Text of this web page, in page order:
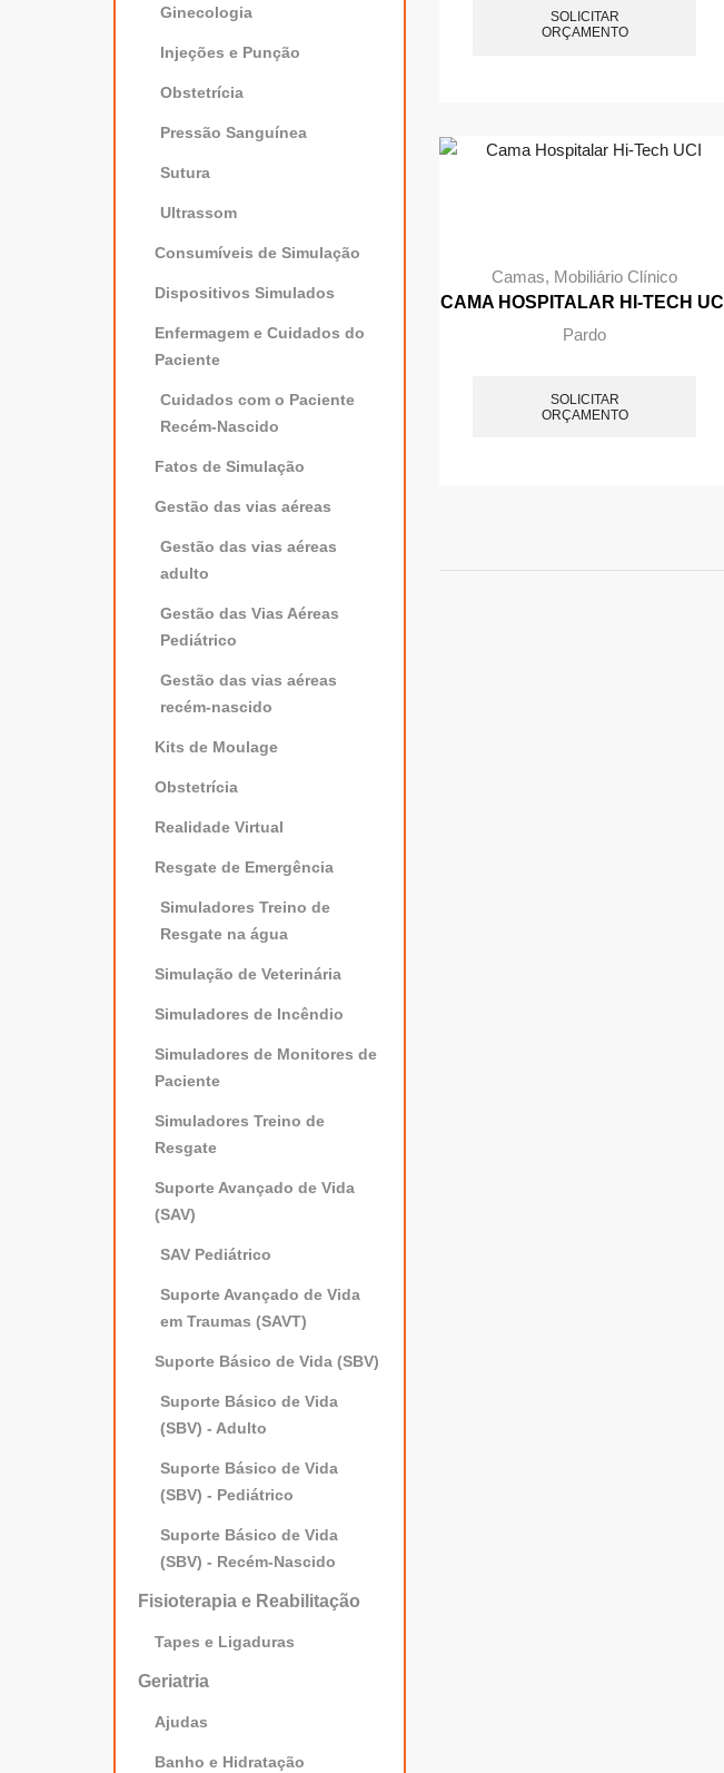
SOLICITAR
ORÇAMENTO
Camas, Mobiliário Clínico
CAMA HOSPITALAR HI-TECH UCI
Pardo
SOLICITAR
ORÇAMENTO
Ginecologia
Injeções e Punção
Obstetrícia
Pressão Sanguínea
Sutura
Ultrassom
Consumíveis de Simulação
Dispositivos Simulados
Enfermagem e Cuidados do
Paciente
Cuidados com o Paciente
Recém-Nascido
Fatos de Simulação
Gestão das vias aéreas
Gestão das vias aéreas
adulto
Gestão das Vias Aéreas
Pediátrico
Gestão das vias aéreas
recém-nascido
Kits de Moulage
Obstetrícia
Realidade Virtual
Resgate de Emergência
Simuladores Treino de
Resgate na água
Simulação de Veterinária
Simuladores de Incêndio
Simuladores de Monitores de
Paciente
Simuladores Treino de
Resgate
Suporte Avançado de Vida
(SAV)
SAV Pediátrico
Suporte Avançado de Vida
em Traumas (SAVT)
Suporte Básico de Vida (SBV)
Suporte Básico de Vida
(SBV) - Adulto
Suporte Básico de Vida
(SBV) - Pediátrico
Suporte Básico de Vida
(SBV) - Recém-Nascido
Fisioterapia e Reabilitação
Tapes e Ligaduras
Geriatria
Ajudas
Banho e Hidratação